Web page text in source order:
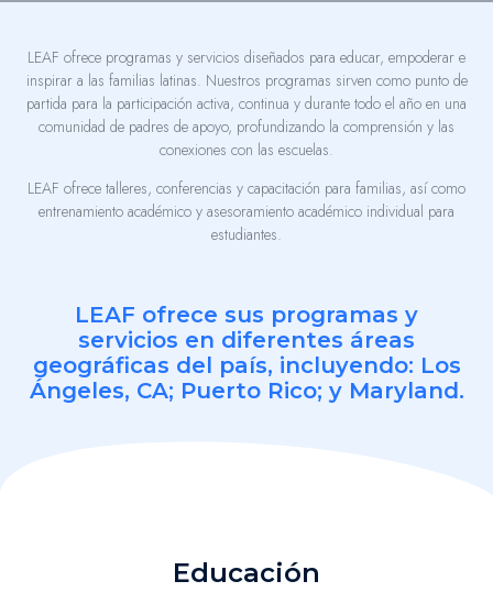
LEAF ofrece programas y servicios diseñados para educar, empoderar e
inspirar a las familias latinas. Nuestros programas sirven como punto de
partida para la participación activa, continua y durante todo el año en una
comunidad de padres de apoyo, profundizando la comprensión y las
conexiones con las escuelas.
LEAF ofrece talleres, conferencias y capacitación para familias, así como
entrenamiento académico y asesoramiento académico individual para
estudiantes.
LEAF ofrece sus programas y
servicios en diferentes áreas
geográficas del país, incluyendo: Los
Ángeles, CA; Puerto Rico; y Maryland.
Educación